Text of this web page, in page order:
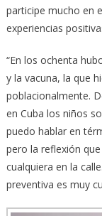
participe mucho en
experiencias
“En los ochenta
y la vacuna, la que
poblacionalmente.
en Cuba los niños
puedo hablar en
pero la reflexión
cualquiera en la
preventiva es muy